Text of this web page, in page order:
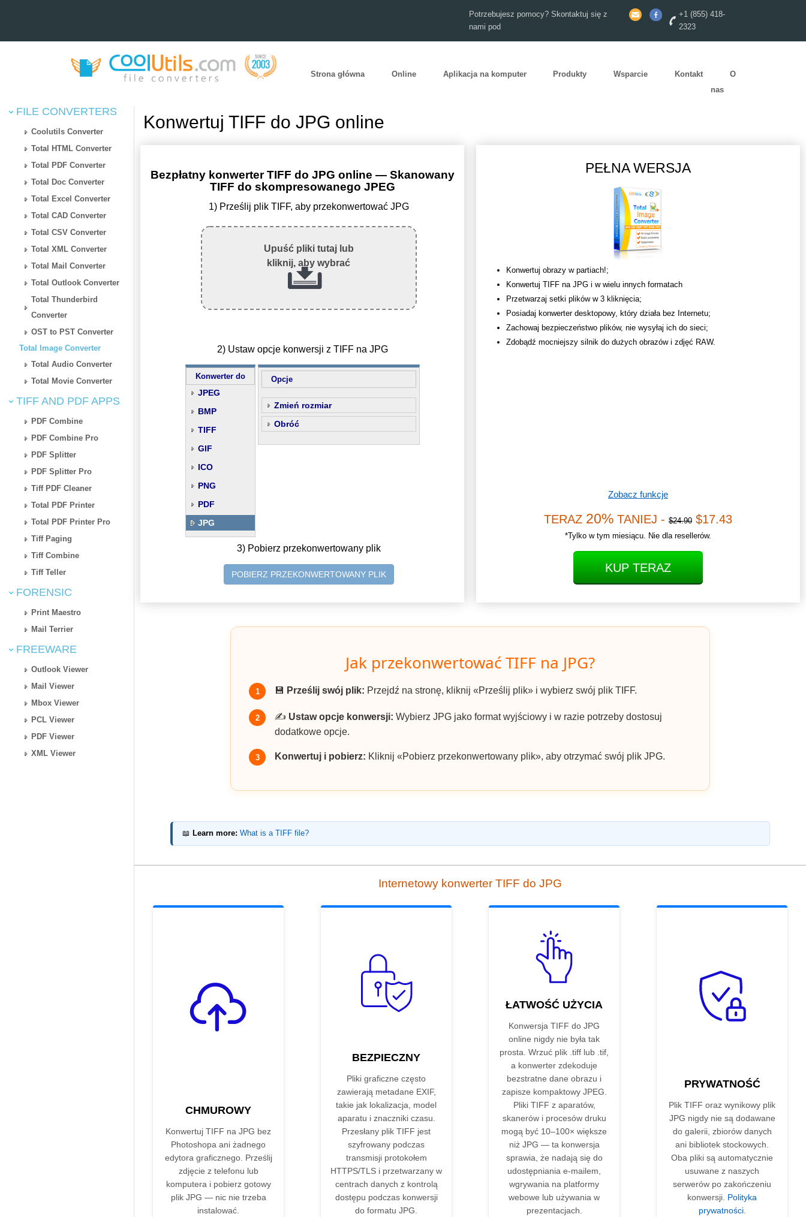
Potrzebujesz pomocy? Skontaktuj się z
nami pod
+1 (855) 418-
2323
Strona główna Online Aplikacja na komputer Produkty Wsparcie Kontakt
O
nas
FILE CONVERTERS
Coolutils Converter
Total HTML Converter
Total PDF Converter
Total Doc Converter
Total Excel Converter
Total CAD Converter
Total CSV Converter
Total XML Converter
Total Mail Converter
Total Outlook Converter
Total Thunderbird
Converter
OST to PST Converter
Total Image Converter
Total Audio Converter
Total Movie Converter
TIFF AND PDF APPS
PDF Combine
PDF Combine Pro
PDF Splitter
PDF Splitter Pro
Tiff PDF Cleaner
Total PDF Printer
Total PDF Printer Pro
Tiff Paging
Tiff Combine
Tiff Teller
FORENSIC
Print Maestro
Mail Terrier
FREEWARE
Outlook Viewer
Mail Viewer
Mbox Viewer
PCL Viewer
PDF Viewer
XML Viewer
Konwertuj TIFF do JPG online
Bezpłatny konwerter TIFF do JPG online — Skanowany
TIFF do skompresowanego JPEG
1) Prześlij plik TIFF, aby przekonwertować JPG
Upuść pliki tutaj lub
kliknij, aby wybrać
2) Ustaw opcje konwersji z TIFF na JPG
Konwerter do
JPEG
BMP
TIFF
GIF
ICO
PNG
PDF
JPG
Opcje
Zmień rozmiar
Obróć
3) Pobierz przekonwertowany plik
POBIERZ PRZEKONWERTOWANY PLIK
PEŁNA WERSJA
Konwertuj obrazy w partiach!;
Konwertuj TIFF na JPG i w wielu innych formatach
Przetwarzaj setki plików w 3 kliknięcia;
Posiadaj konwerter desktopowy, który działa bez Internetu;
Zachowaj bezpieczeństwo plików, nie wysyłaj ich do sieci;
Zdobądź mocniejszy silnik do dużych obrazów i zdjęć RAW.
Zobacz funkcje
TERAZ 20% TANIEJ - $24.90 $17.43
*Tylko w tym miesiącu. Nie dla resellerów.
KUP TERAZ
Jak przekonwertować TIFF na JPG?
1 💾 Prześlij swój plik: Przejdź na stronę, kliknij «Prześlij plik» i wybierz swój plik TIFF.
2 ✍️ Ustaw opcje konwersji: Wybierz JPG jako format wyjściowy i w razie potrzeby dostosuj
dodatkowe opcje.
3 Konwertuj i pobierz: Kliknij «Pobierz przekonwertowany plik», aby otrzymać swój plik JPG.
📖 Learn more: What is a TIFF file?
Internetowy konwerter TIFF do JPG
CHMUROWY
Konwertuj TIFF na JPG bez
Photoshopa ani żadnego
edytora graficznego. Prześlij
zdjęcie z telefonu lub
komputera i pobierz gotowy
plik JPG — nic nie trzeba
instalować.
BEZPIECZNY
Pliki graficzne często
zawierają metadane EXIF,
takie jak lokalizacja, model
aparatu i znaczniki czasu.
Przesłany plik TIFF jest
szyfrowany podczas
transmisji protokołem
HTTPS/TLS i przetwarzany w
centrach danych z kontrolą
dostępu podczas konwersji
do formatu JPG.
ŁATWOŚĆ UŻYCIA
Konwersja TIFF do JPG
online nigdy nie była tak
prosta. Wrzuć plik .tiff lub .tif,
a konwerter zdekoduje
bezstratne dane obrazu i
zapisze kompaktowy JPEG.
Pliki TIFF z aparatów,
skanerów i procesów druku
mogą być 10–100× większe
niż JPG — ta konwersja
sprawia, że nadają się do
udostępniania e-mailem,
wgrywania na platformy
webowe lub używania w
prezentacjach.
PRYWATNOŚĆ
Plik TIFF oraz wynikowy plik
JPG nigdy nie są dodawane
do galerii, zbiorów danych
ani bibliotek stockowych.
Oba pliki są automatycznie
usuwane z naszych
serwerów po zakończeniu
konwersji. Polityka
prywatności.